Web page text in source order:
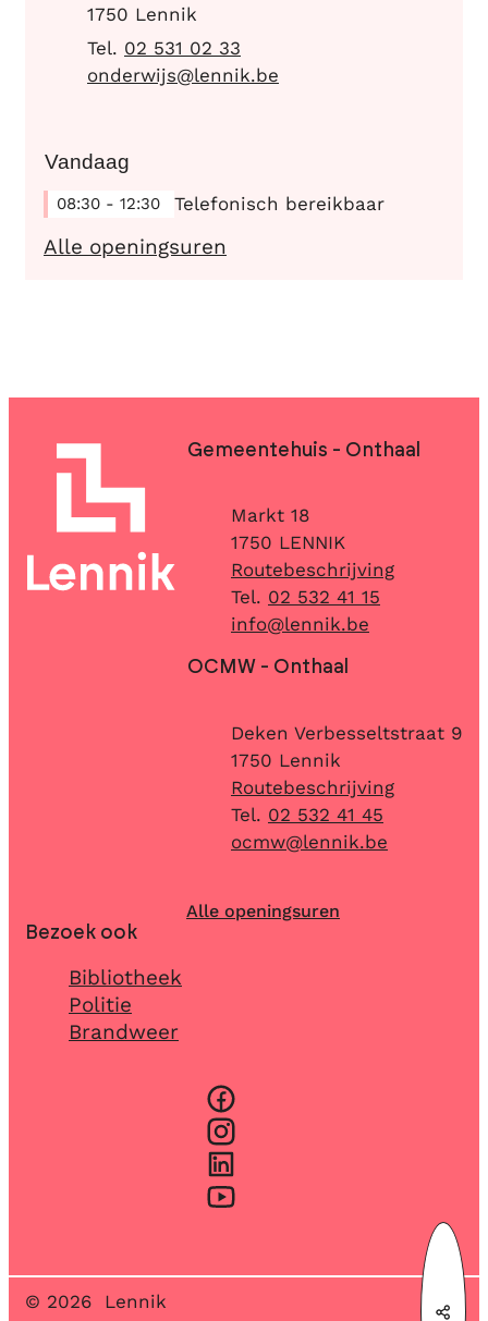
,1750 Lennik
02 531 02 33
E-mailonderwijs@lennik.be
Vandaag
08:30 - 12:30 Telefonisch bereikbaar
Alle openingsuren
Contact & openingsuren
Gemeentehuis - Onthaal
AdresMarkt 18
,1750 LENNIK
Routebeschrijving
02 532 41 15
E-mailinfo@lennik.be
OCMW - Onthaal
AdresDeken Verbesseltstraat 9
,1750 Lennik
Routebeschrijving
02 532 41 45
E-mailocmw@lennik.be
Alle openingsuren
Bezoek ook
Bibliotheek
Politie
Brandweer
© 2026 Lennik